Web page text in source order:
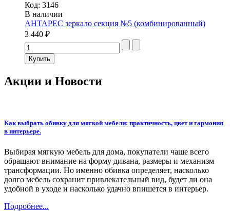
Код: 3146
В наличии
АНТАРЕС зеркало секция №5 (комбинированный)
3 440 ₽
Акции и Новости
Как выбрать обивку для мягкой мебели: практичность, цвет и гармония
в интерьере.
Выбирая мягкую мебель для дома, покупатели чаще всего
обращают внимание на форму дивана, размеры и механизм
трансформации. Но именно обивка определяет, насколько
долго мебель сохранит привлекательный вид, будет ли она
удобной в уходе и насколько удачно впишется в интерьер.
Подробнее...